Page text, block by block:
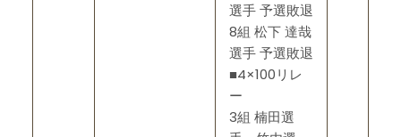
選手 予選敗退
8組 松下 達哉
選手 予選敗退
■4×100リレ
ー
3組 楠田選